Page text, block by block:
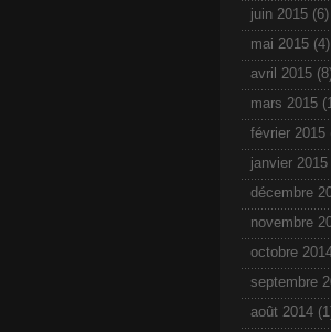
juin 2015 (6)
mai 2015 (4)
avril 2015
mars 2015
février 2015
janvier 2015
décembre
novembre
octobre
septembre
août 2014